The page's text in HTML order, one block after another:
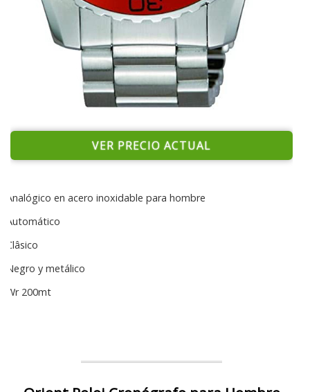
VER PRECIO ACTUAL
Analógico en acero inoxidable para hombre
Automático
Clâsico
Negro y metálico
Wr 200mt